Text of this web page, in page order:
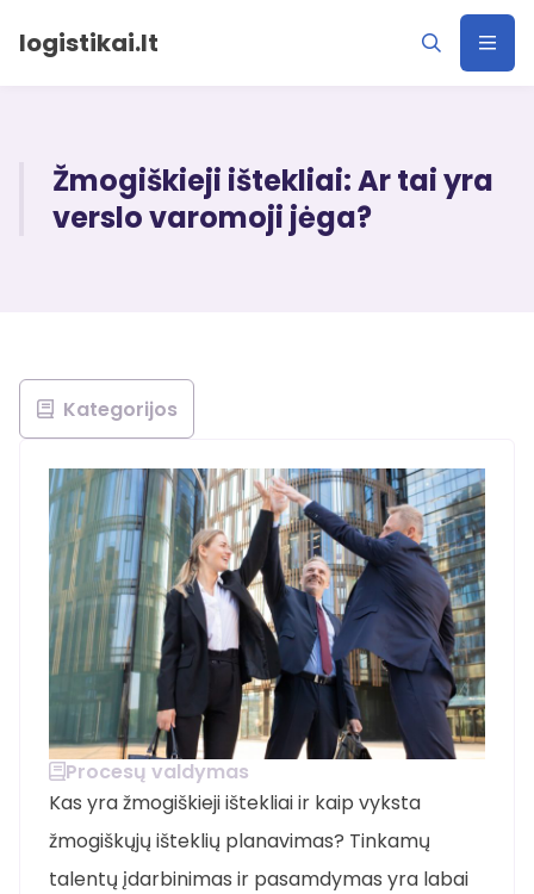
logistikai.lt
Žmogiškieji ištekliai: Ar tai yra
verslo varomoji jėga?
Procesų valdymas
Kas yra žmogiškieji ištekliai ir kaip vyksta
žmogiškųjų išteklių planavimas? Tinkamų
talentų įdarbinimas ir pasamdymas yra labai
Kategorijos